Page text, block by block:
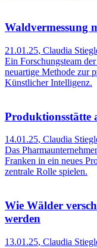
Waldvermessung
21.01.25, Claudia
Ein Forschungsteam
neuartige Methode zur
Künstlicher Intelligenz.
Produktionsstätte
14.01.25, Claudia
Das
Franken in ein neues
zentrale Rolle spielen.
Wie Wälder
werden
13.01.25, Claudia